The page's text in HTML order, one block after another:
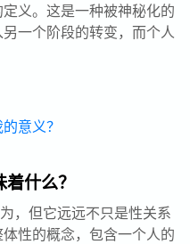
义。这是一种被神秘化的
一个阶段的转变，而个人
什么？
，但它远远不只是性关系
性的概念，包含一个人的